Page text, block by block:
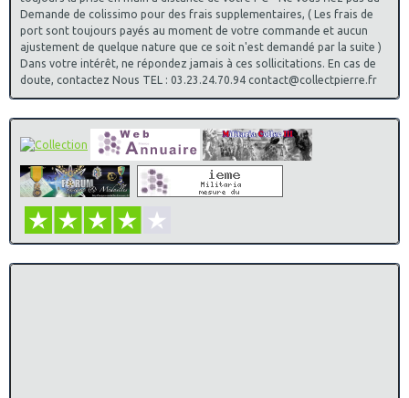
Demande de colissimo pour des frais supplementaires, ( Les frais de
port sont toujours payés au moment de votre commande et aucun
ajustement de quelque nature que ce soit n'est demandé par la suite )
Dans votre intérêt, ne répondez jamais à ces sollicitations. En cas de
doute, contactez Nous TEL : 03.23.24.70.94 contact@collectpierre.fr